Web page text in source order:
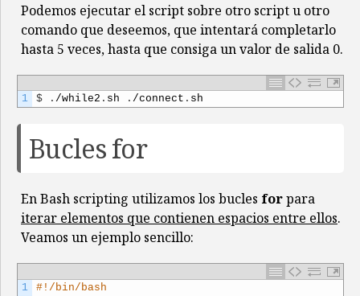
Podemos ejecutar el script sobre otro script u otro
comando que deseemos, que intentará completarlo
hasta 5 veces, hasta que consiga un valor de salida 0.
1 $ . /while2 . sh . /connect . sh
Bucles for
En Bash scripting utilizamos los bucles forpara
iterar elementos que contienen espacios entre ellos.
Veamos un ejemplo sencillo:
1
#!/bin/bash